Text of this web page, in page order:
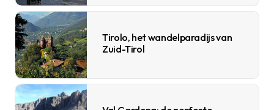
Tirolo, het wandelparadijs van
Zuid-Tirol